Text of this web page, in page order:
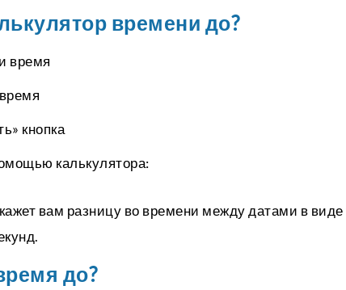
времени до?
время
кнопка
калькулятора:
вам разницу во времени между датами в виде
до?